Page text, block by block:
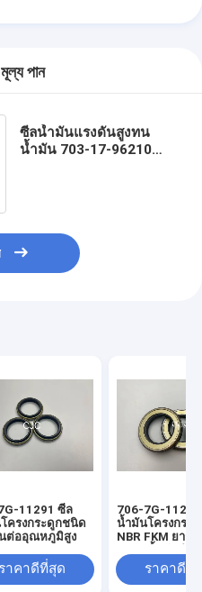
পান
ซีลน้ำมันแรงดันสูงทน
น้ำมัน 703-17-96210
11291 ซีล
ครงกระดูกชนิด
ต่ออุณหภูมิสูง
ราคาดีที่สุด
706-7G-
น้ำมันโครงกระ
NBR FKM ยาง
AP2388Eราคาดีที่